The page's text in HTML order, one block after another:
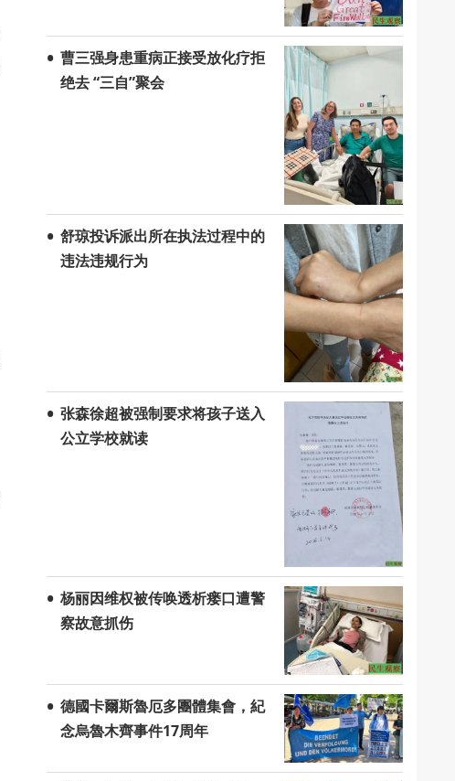
曹三强身患重病正接受放化疗拒
绝去 “三自”聚会
舒琼投诉派出所在执法过程中的
违法违规行为
张森徐超被强制要求将孩子送入
公立学校就读
杨丽因维权被传唤透析瘘口遭警
察故意抓伤
德國卡爾斯魯厄多團體集會，紀
念烏魯木齊事件17周年